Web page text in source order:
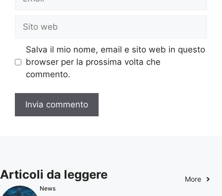
web
Salva il mio nome, email e sito web in questo
browser per la prossima volta che
commento.
Articoli da leggere More
News